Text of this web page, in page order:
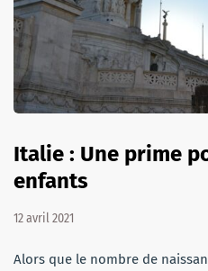
Italie : Une prime
enfants
12 avril 2021
Alors que le nombre de